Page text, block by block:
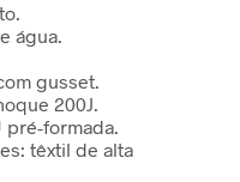
água.
gusset.
200J.
pré-formada.
têxtil de alta